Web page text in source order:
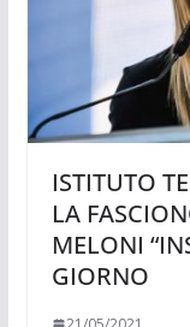
ISTITUTO
LA
MELONI
GIORNO